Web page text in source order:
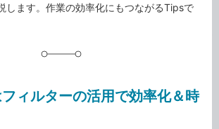
します。作業の効率化にもつながるTipsで
ィルターの活用で効率化＆時